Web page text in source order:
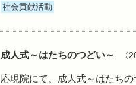
社会貢献活動
成人式～はたちのつどい～ 〈
応現院にて、成人式～はたちの